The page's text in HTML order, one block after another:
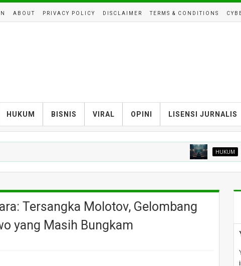
ABOUT PRIVACY POLICY DISCLAIMER TERMS & CONDITIONS
HUKUM BISNIS VIRAL OPINI LISENSI JURNALIS
HUKUM Febrie
Tersangka Molotov, Gelombang
yang Masih Bungkam